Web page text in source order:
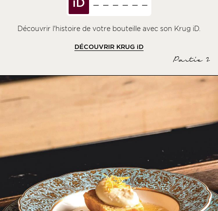
Découvrir l'histoire de votre bouteille avec son Krug iD.
DÉCOUVRIR KRUG iD
Partie 2